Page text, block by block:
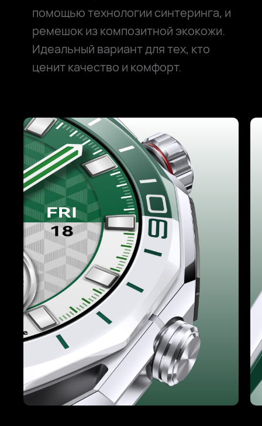
помощью технологии синтеринга, и
ремешок из композитной экокожи.
Идеальный вариант для тех, кто
ценит качество и комфорт.